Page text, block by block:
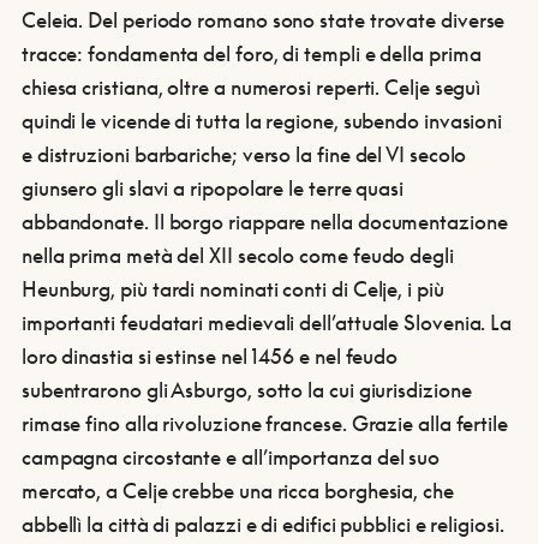
Celeia. Del periodo romano sono state trovate diverse
tracce: fondamenta del foro, di templi e della prima
chiesa cristiana, oltre a numerosi reperti. Celje seguì
quindi le vicende di tutta la regione, subendo invasioni
e distruzioni barbariche; verso la fine del VI secolo
giunsero gli slavi a ripopolare le terre quasi
abbandonate. Il borgo riappare nella documentazione
nella prima metà del XII secolo come feudo degli
Heunburg, più tardi nominati conti di Celje, i più
importanti feudatari medievali dell’attuale Slovenia. La
loro dinastia si estinse nel 1456 e nel feudo
subentrarono gli Asburgo, sotto la cui giurisdizione
rimase fino alla rivoluzione francese. Grazie alla fertile
campagna circostante e all’importanza del suo
mercato, a Celje crebbe una ricca borghesia, che
abbellì la città di palazzi e di edifici pubblici e religiosi.